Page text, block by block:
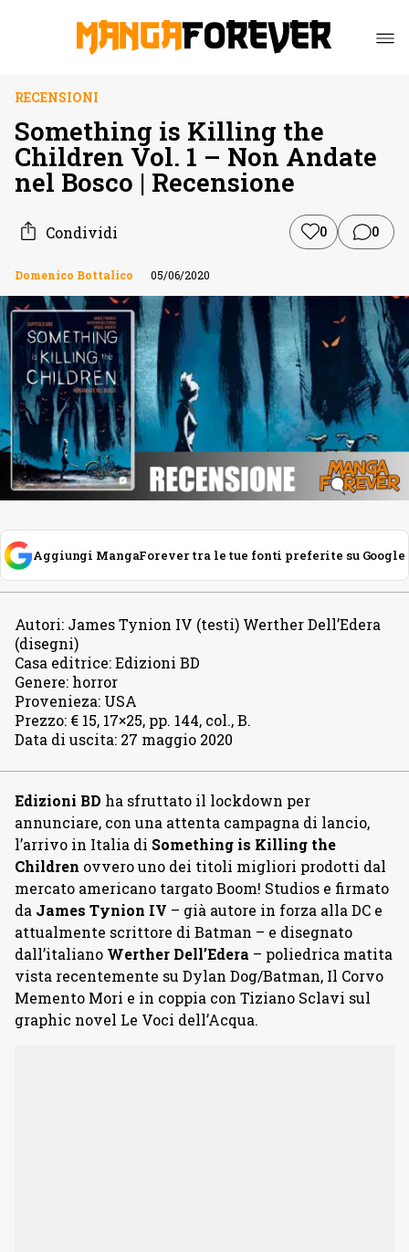
RECENSIONI
Something is Killing the
Children Vol. 1 – Non Andate
nel Bosco | Recensione
Condividi 0 0
Domenico Bottalico 05/06/2020
Aggiungi MangaForever tra le tue fonti preferite su Google
Autori: James Tynion IV (testi) Werther Dell’Edera
(disegni)
Casa editrice:Edizioni BD
Genere: horror
Provenieza: USA
Prezzo: € 15, 17×25, pp. 144, col., B.
Data di uscita: 27 maggio 2020
Edizioni BD ha sfruttato il lockdown per
annunciare, con una attenta campagna di lancio,
l’arrivo in Italia di Something is Killing the
Children ovvero uno dei titoli migliori prodotti dal
mercato americano targato Boom! Studios e firmato
da James Tynion IV – già autore in forza alla DC e
attualmente scrittore di Batman – e disegnato
dall’italiano Werther Dell’Edera – poliedrica matita
vista recentemente su Dylan Dog/Batman, Il Corvo
Memento Mori e in coppia con Tiziano Sclavi sul
graphic novel Le Voci dell’Acqua.